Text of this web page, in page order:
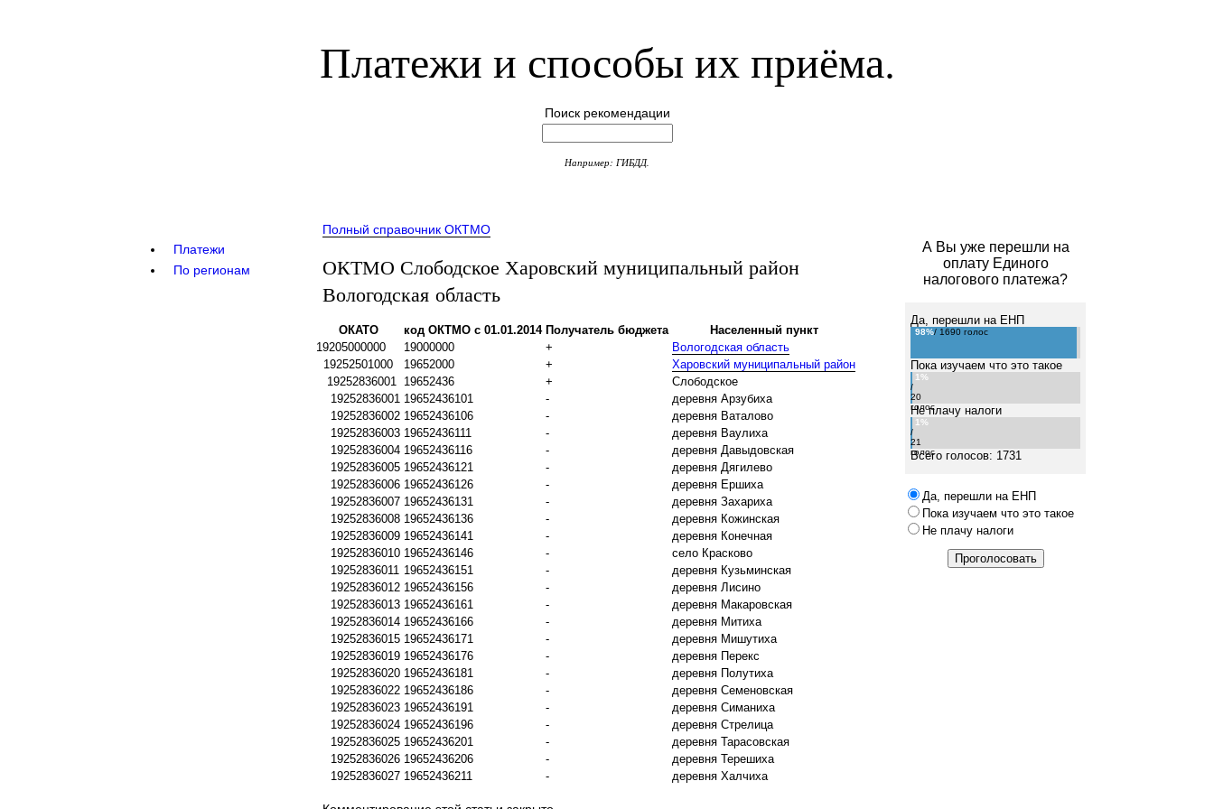
Платежи и способы их приёма.
Поиск рекомендации
Например: ГИБДД.
Платежи
По регионам
А Вы уже перешли на
оплату Единого
налогового платежа?
Да, перешли на ЕНП
98%/ 1690 голос
Пока изучаем что это такое
1%
/
20
голос
Не плачу налоги
1%
/
21
голос
Всего голосов: 1731
Да, перешли на ЕНП
Пока изучаем что это такое
Не плачу налоги
Полный справочник ОКТМО
ОКТМО Слободское Харовский муниципальный район
Вологодская область
ОКАТО код ОКТМО с 01.01.2014 Получатель бюджета
Населенный пункт
19205000000
19000000 +
Вологодская область
19252501000
19652000 +
Харовский муниципальный район
19252836001 19652436 +
Слободское
19252836001 19652436101 -
деревня Арзубиха
19252836002 19652436106 -
деревня Ваталово
19252836003 19652436111 -
деревня Ваулиха
19252836004 19652436116 -
деревня Давыдовская
19252836005 19652436121 -
деревня Дягилево
19252836006 19652436126 -
деревня Ершиха
19252836007 19652436131 -
деревня Захариха
19252836008 19652436136 -
деревня Кожинская
19252836009 19652436141 -
деревня Конечная
19252836010 19652436146 -
село Красково
19252836011 19652436151 -
деревня Кузьминская
19252836012 19652436156 -
деревня Лисино
19252836013 19652436161 -
деревня Макаровская
19252836014 19652436166 -
деревня Митиха
19252836015 19652436171 -
деревня Мишутиха
19252836019 19652436176 -
деревня Перекс
19252836020 19652436181 -
деревня Полутиха
19252836022 19652436186 -
деревня Семеновская
19252836023 19652436191 -
деревня Симаниха
19252836024 19652436196 -
деревня Стрелица
19252836025 19652436201 -
деревня Тарасовская
19252836026 19652436206 -
деревня Терешиха
19252836027 19652436211 - деревня Халчиха